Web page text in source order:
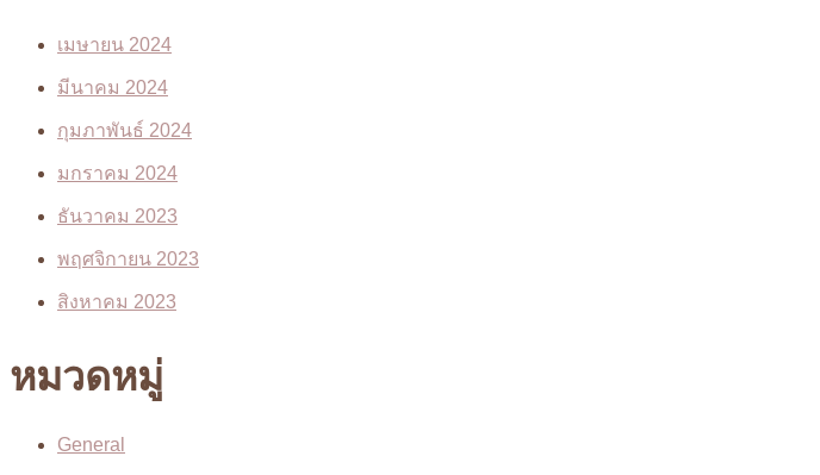
เมษายน 2024
มีนาคม 2024
กุมภาพันธ์ 2024
มกราคม 2024
ธันวาคม 2023
พฤศจิกายน 2023
สิงหาคม 2023
หมวดหมู่
General